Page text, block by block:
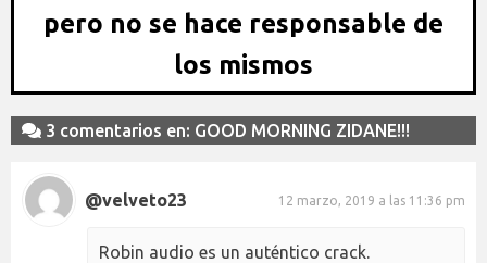
pero no se hace responsable de
los mismos
3 comentarios en: GOOD MORNING ZIDANE!!!
@velveto23 12 marzo, 2019 a las 11:36 pm
Robin audio es un auténtico crack.